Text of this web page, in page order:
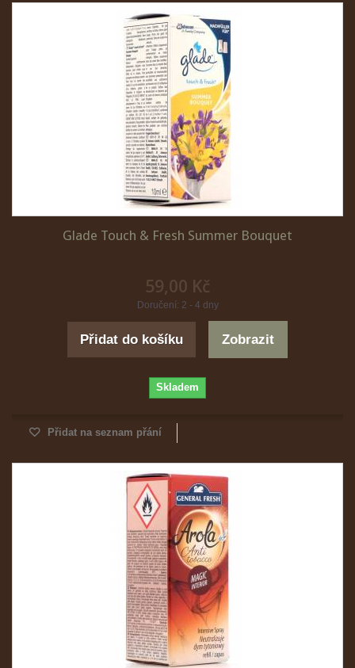
Glade Touch & Fresh Summer Bouquet
59,00 Kč
Doručení: 2 - 4 dny
Přidat do košíku Zobrazit
Skladem
Přidat na seznam přání